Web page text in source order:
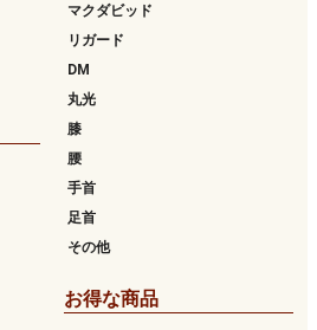
マクダビッド
リガード
DM
丸光
膝
腰
手首
足首
その他
お得な商品